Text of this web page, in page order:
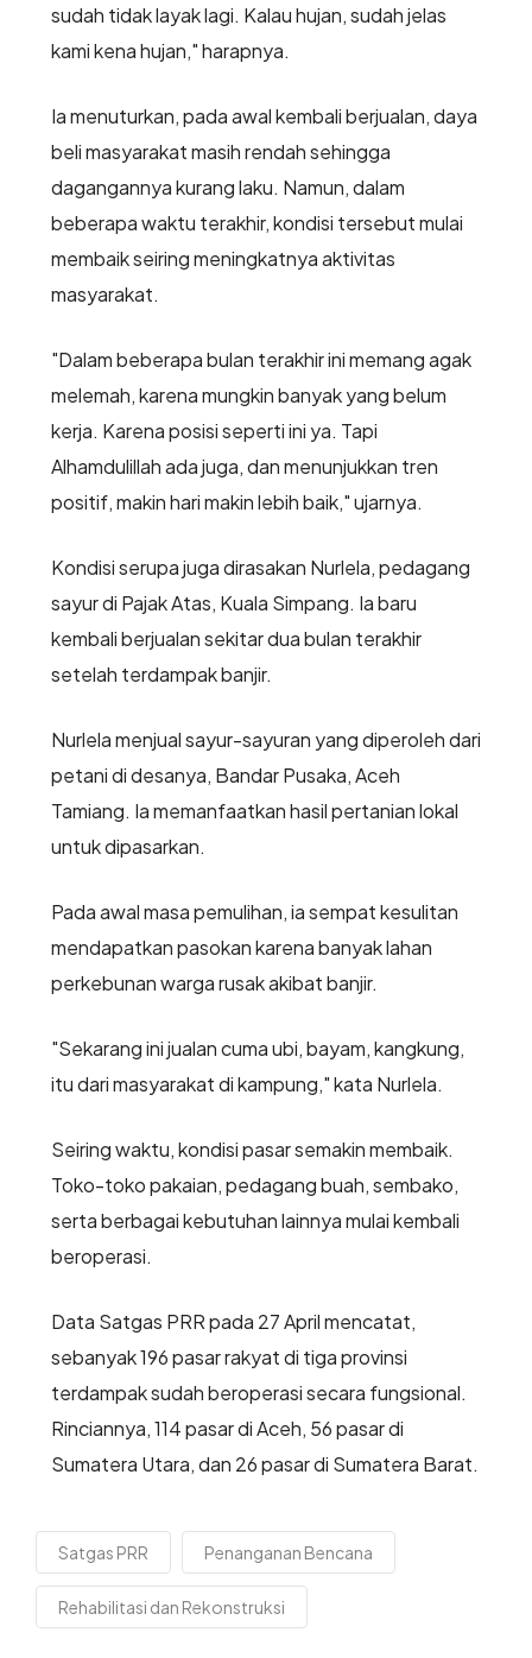
sudah tidak layak lagi. Kalau hujan, sudah jelas
kami kena hujan," harapnya.
Ia menuturkan, pada awal kembali berjualan, daya
beli masyarakat masih rendah sehingga
dagangannya kurang laku. Namun, dalam
beberapa waktu terakhir, kondisi tersebut mulai
membaik seiring meningkatnya aktivitas
masyarakat.
"Dalam beberapa bulan terakhir ini memang agak
melemah, karena mungkin banyak yang belum
kerja. Karena posisi seperti ini ya. Tapi
Alhamdulillah ada juga, dan menunjukkan tren
positif, makin hari makin lebih baik," ujarnya.
Kondisi serupa juga dirasakan Nurlela, pedagang
sayur di Pajak Atas, Kuala Simpang. Ia baru
kembali berjualan sekitar dua bulan terakhir
setelah terdampak banjir.
Nurlela menjual sayur-sayuran yang diperoleh dari
petani di desanya, Bandar Pusaka, Aceh
Tamiang. Ia memanfaatkan hasil pertanian lokal
untuk dipasarkan.
Pada awal masa pemulihan, ia sempat kesulitan
mendapatkan pasokan karena banyak lahan
perkebunan warga rusak akibat banjir.
"Sekarang ini jualan cuma ubi, bayam, kangkung,
itu dari masyarakat di kampung," kata Nurlela.
Seiring waktu, kondisi pasar semakin membaik.
Toko-toko pakaian, pedagang buah, sembako,
serta berbagai kebutuhan lainnya mulai kembali
beroperasi.
Data Satgas PRR pada 27 April mencatat,
sebanyak 196 pasar rakyat di tiga provinsi
terdampak sudah beroperasi secara fungsional.
Rinciannya, 114 pasar di Aceh, 56 pasar di
Sumatera Utara, dan 26 pasar di Sumatera Barat.
Satgas PRR Penanganan Bencana
Rehabilitasi dan Rekonstruksi